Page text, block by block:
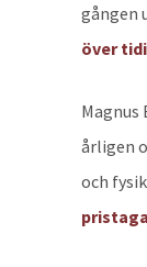
gången
över
årligen
och